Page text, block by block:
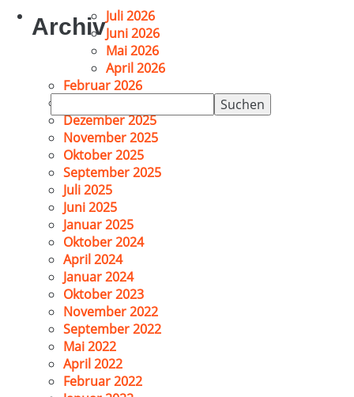
Suchen
nach:
ArchivJuli 2026
Juni 2026
Mai 2026
April 2026
Februar 2026
Dezember 2025
November 2025
Oktober 2025
September 2025
Juli 2025
Juni 2025
Januar 2025
Oktober 2024
April 2024
Januar 2024
Oktober 2023
November 2022
September 2022
Mai 2022
April 2022
Februar 2022